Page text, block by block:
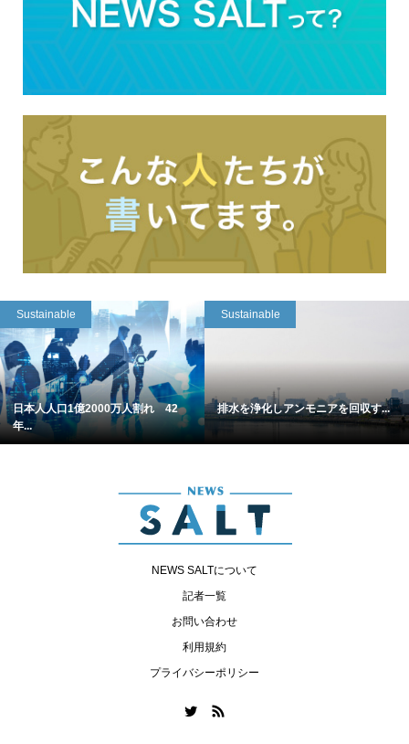
Sustainable
日本人人口1億2000万人割れ 42
年...
Sustainable
排水を浄化しアンモニアを回収す...
NEWS SALTについて
記者一覧
お問い合わせ
利用規約
プライバシーポリシー